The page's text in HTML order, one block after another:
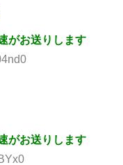
がお送りします
がお送りします